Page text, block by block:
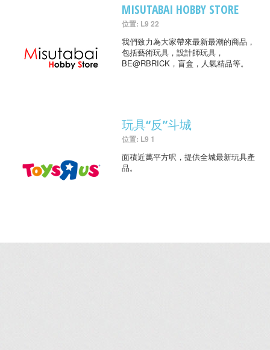
MISUTABAI HOBBY STORE
位置: L9 22
我們致力為大家帶來最新最潮的商品，
包括藝術玩具，設計師玩具，
BE@RBRICK，盲盒，人氣精品等。
玩具“反”斗城
位置: L9 1
面積近萬平方呎，提供全城最新玩具產
品。